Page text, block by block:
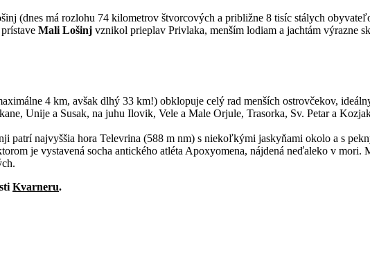
(dnes má rozlohu 74 kilometrov štvorcových a približne 8 tisíc stálych
Mali Lošinj vznikol prieplav Privlaka, menším lodiam a jachtám výrazne
4 km, avšak dlhý 33 km!) obklopuje celý rad menších ostrovčekov,
Unije a Susak, na juhu Ilovik, Vele a Male Orjule, Trasorka, Sv. Petar a
patrí najvyššia hora Televrina (588 m nm) s niekoľkými jaskyňami okolo a s
je vystavená socha antického atléta Apoxyomena, nájdená neďaleko v mori.
Kvarneru.